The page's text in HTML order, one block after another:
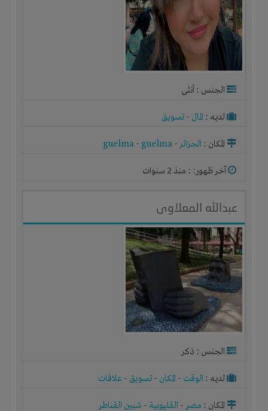
الجنس : أنثى
لديـه : المال - تسويق
المكان : الجزائر-
guelma - guelma
آخر ظهور: : منذ 2 سنوات
عبدالله المعلاوى
الجنس : ذكر
لديـه : الوقت - المكان - تسويق - علاقات
المكان : مصر- القليوبية - شبين القناطر